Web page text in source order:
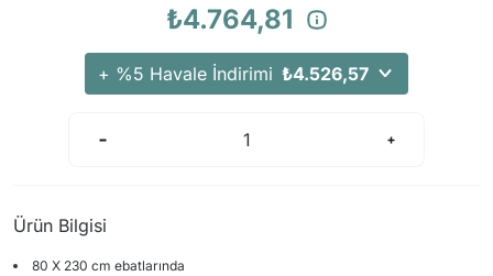
₺4.764,81
+ %5 Havale İndirimi ₺4.526,57
Ürün Bilgisi
80 X 230 cm ebatlarında